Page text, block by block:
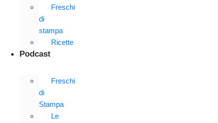
Freschi
di
stampa
Ricette
Podcast
Freschi
di
Stampa
Le